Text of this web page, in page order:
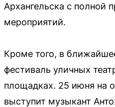
Архангельска с полной
мероприятий.
Кроме того, в
фестиваль уличных
площадках. 25 июня на
выступит музыкант